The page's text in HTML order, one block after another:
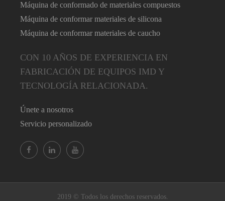
Máquina de conformado de materiales compuestos
Máquina de conformar materiales de silicona
Máquina de conformar materiales de caucho
CON 10 AÑOS DE EXPERIENCIA EN
FABRICACIÓN DE EQUIPOS IMD Y
TECNOLOGÍA RELACIONADA.
Únete a nosotros
Servicio personalizado
2019 © Todos los derechos reservados.